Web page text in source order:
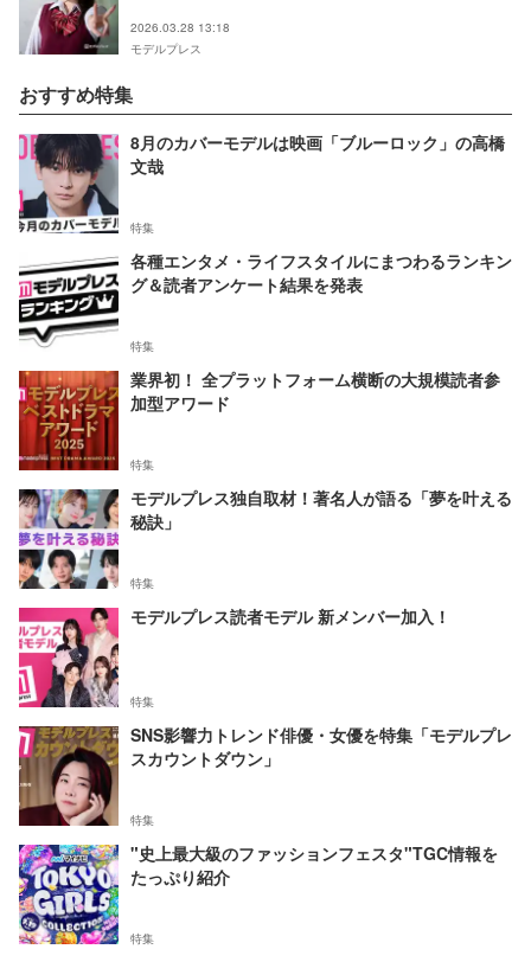
2026.03.28 13:18
モデルプレス
おすすめ特集
8月のカバーモデルは映画「ブルーロック」の高橋
文哉
特集
各種エンタメ・ライフスタイルにまつわるランキン
グ＆読者アンケート結果を発表
特集
業界初！ 全プラットフォーム横断の大規模読者参
加型アワード
特集
モデルプレス独自取材！著名人が語る「夢を叶える
秘訣」
特集
モデルプレス読者モデル 新メンバー加入！
特集
SNS影響力トレンド俳優・女優を特集「モデルプレ
スカウントダウン」
特集
"史上最大級のファッションフェスタ"TGC情報を
たっぷり紹介
特集